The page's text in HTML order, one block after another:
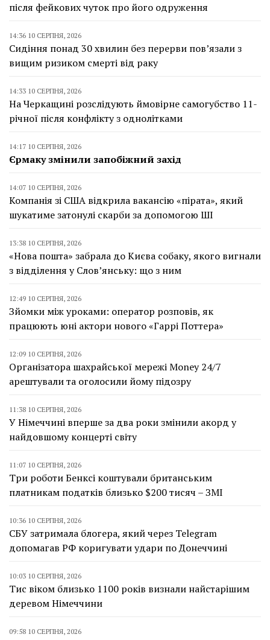
після фейкових чуток про його одруження
14:36 10 СЕРПНЯ, 2026
Сидіння понад 30 хвилин без перерви пов’язали з
вищим ризиком смерті від раку
14:33 10 СЕРПНЯ, 2026
На Черкащині розслідують ймовірне самогубство 11-
річної після конфлікту з однолітками
14:17 10 СЕРПНЯ, 2026
Єрмаку змінили запобіжний захід
14:07 10 СЕРПНЯ, 2026
Компанія зі США відкрила вакансію «пірата», який
шукатиме затонулі скарби за допомогою ШІ
13:38 10 СЕРПНЯ, 2026
«Нова пошта» забрала до Києва собаку, якого вигнали
з відділення у Слов’янську: що з ним
12:49 10 СЕРПНЯ, 2026
Зйомки між уроками: оператор розповів, як
працюють юні актори нового «Гаррі Поттера»
12:09 10 СЕРПНЯ, 2026
Організатора шахрайської мережі Money 24/7
арештували та оголосили йому підозру
11:38 10 СЕРПНЯ, 2026
У Німеччині вперше за два роки змінили акорд у
найдовшому концерті світу
11:07 10 СЕРПНЯ, 2026
Три роботи Бенксі коштували британським
платникам податків близько $200 тисяч – ЗМІ
10:36 10 СЕРПНЯ, 2026
СБУ затримала блогера, який через Telegram
допомагав РФ коригувати удари по Донеччині
10:03 10 СЕРПНЯ, 2026
Тис віком близько 1100 років визнали найстарішим
деревом Німеччини
09:58 10 СЕРПНЯ, 2026